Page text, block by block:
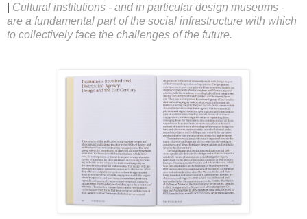
Cultural institutions - and in particular design museums -
are a fundamental part of the social infrastructure with which
to collectively face the challenges of the future.